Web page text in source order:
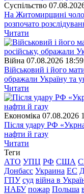
Суспiльство
На Житомирщині
розпочато
Читати
Війна 07.08.2026
Військовий і його
ображали Україну та
Читати
Економіка 07.08.2026
Після удару РФ
нафти й газу
Читати
Теги
АТО УПЦ РФ США
Донбасс Украина ЕС
ГПУ суд війна в
НАБУ пожар Польша